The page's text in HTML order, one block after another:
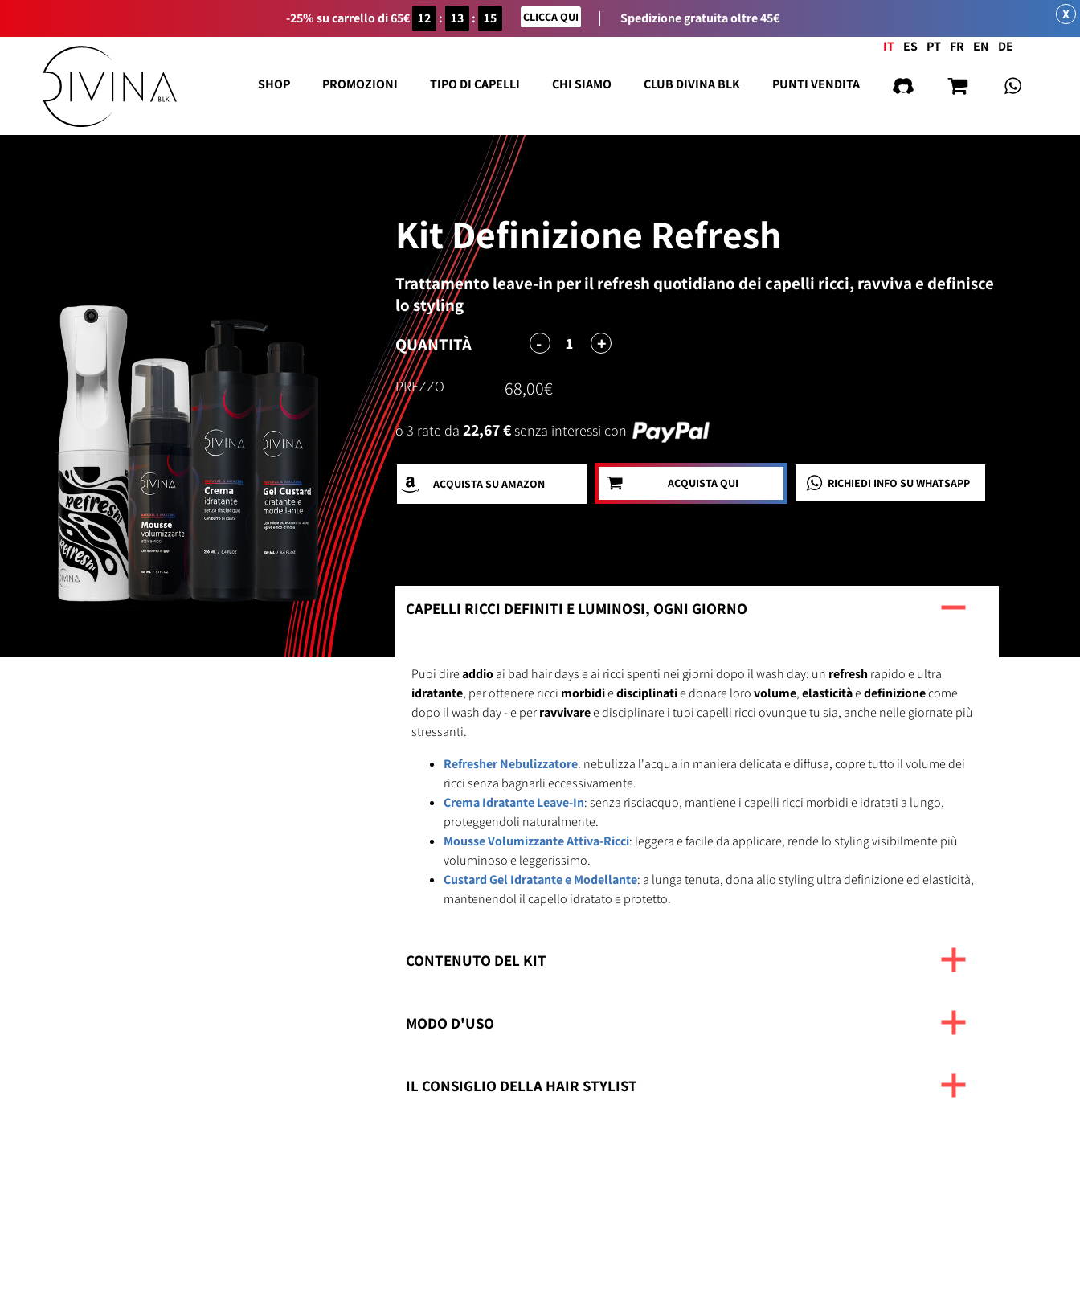
-25% su carrello di 65€ 12 : 13 : 15 CLICCA QUI Spedizione gratuita oltre 45€ X
SHOP PROMOZIONI TIPO DI CAPELLI CHI SIAMO CLUB DIVINA BLK PUNTI VENDITA
IT ES PT FR EN DE
Kit Definizione Refresh
Trattamento leave-in per il refresh quotidiano dei capelli ricci, ravviva e definisce
lo styling
QUANTITÀ
- 1 +
PREZZO 68,00€
o 3 rate da 22,67 €senza interessi con
ACQUISTASU AMAZON ACQUISTA QUI RICHIEDI INFO SU WHATSAPP
CAPELLI RICCI DEFINITI E LUMINOSI, OGNI GIORNO
Puoi direaddioai bad hair days e ai ricci spenti nei giorni dopo il wash day: un refreshrapido e ultra
idratante, per ottenere ricci morbidiedisciplinatie donare lorovolume,elasticitàedefinizionecome
dopo il wash day - e perravvivaree disciplinare i tuoi capelli ricci ovunque tu sia, anche nelle giornate più
stressanti.
Refresher Nebulizzatore: nebulizza l'acqua in maniera delicata e diffusa, copre tutto il volume dei
ricci senza bagnarli eccessivamente.
Crema Idratante Leave-In: senza risciacquo, mantiene i capelli ricci morbidi e idratati a lungo,
proteggendoli naturalmente.
Mousse Volumizzante Attiva-Ricci: leggera e facile da applicare, rende lo styling visibilmente più
voluminoso e leggerissimo.
Custard Gel Idratante e Modellante: a lunga tenuta, dona allo styling ultra definizione ed elasticità,
mantenendol il capello idratato e protetto.
CONTENUTO DEL KIT
MODO D'USO
IL CONSIGLIO DELLA HAIR STYLIST